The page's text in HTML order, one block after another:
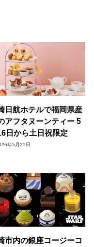
日航ホテルで福岡県産
アフタヌーンティー 5
日から土日祝限定
年5月25日
市内の銀座コージーコ